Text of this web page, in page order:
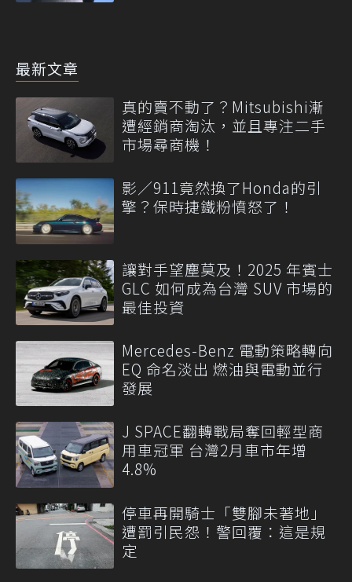
最新文章
真的賣不動了？Mitsubishi漸
遭經銷商淘汰，並且專注二手
市場尋商機！
影／911竟然換了Honda的引
擎？保時捷鐵粉憤怒了！
讓對手望塵莫及！2025 年賓士
GLC 如何成為台灣 SUV 市場的
最佳投資
Mercedes-Benz 電動策略轉向
EQ 命名淡出 燃油與電動並行
發展
J SPACE翻轉戰局奪回輕型商
用車冠軍 台灣2月車市年增
4.8%
停車再開騎士「雙腳未著地」
遭罰引民怨！警回覆：這是規
定